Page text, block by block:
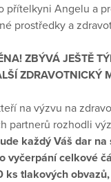
přítelkyni Angelu a
prostředky a
ZBÝVÁ JEŠTĚ
ZDRAVOTNICKÝ
na výzvu na
partnerů rozhodli
každý Váš dar
vyčerpání celkové
tlakových